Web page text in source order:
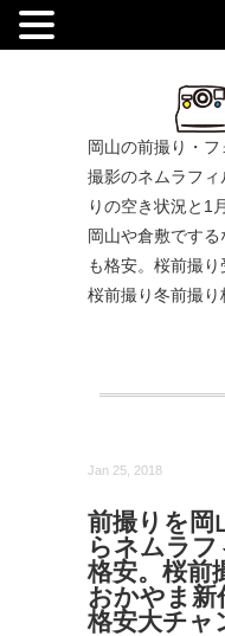
岡山の前撮り・
撮影のネムラフィ
りの空き状況と1
岡山や倉敷です
も格安。桜前撮
桜前撮り冬前撮
Jan 25, 2018
前撮りを岡
らネムラ
格安。桜前
おかやま新
格安大チャ